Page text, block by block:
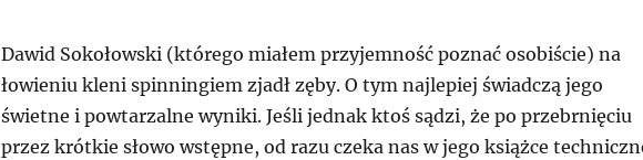
Dawid Sokołowski (którego miałem przyjemność poznać osobiście) na
łowieniu kleni spinningiem zjadł zęby. O tym najlepiej świadczą jego
świetne i powtarzalne wyniki. Jeśli jednak ktoś sądzi, że po przebrnięciu
przez krótkie słowo wstępne, od razu czeka nas w jego książce